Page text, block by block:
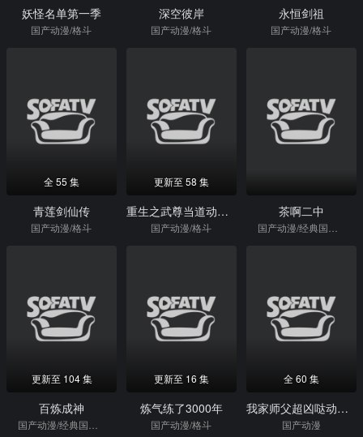
妖怪名单第一季
国产动漫/格斗
深空彼岸
国产动漫/格斗
永恒剑祖
国产动漫/格斗
全 55 集
青莲剑仙传
国产动漫/格斗
更新至 58 集
重生之武尊当道动态漫画第1季
国产动漫/格斗
茶啊二中
更新至 104 集
百炼成神
更新至 16 集
炼气练了3000年
国产动漫/格斗
全 60 集
我家师父超凶哒动态漫画
国产动漫